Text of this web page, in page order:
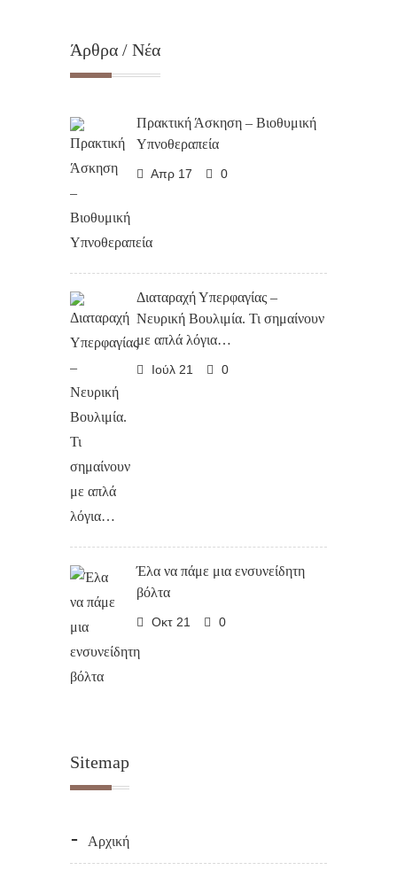
Άρθρα / Νέα
Πρακτική Άσκηση – Βιοθυμική
Υπνοθεραπεία
Απρ 17 0
Διαταραχή Υπερφαγίας –
Νευρική Βουλιμία. Τι σημαίνουν
με απλά λόγια…
Ιούλ 21 0
Έλα να πάμε μια ενσυνείδητη
βόλτα
Οκτ 21 0
Sitemap
Αρχική